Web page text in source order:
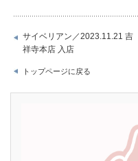
サイベリアン／2023.11.21 吉
祥寺本店 入店
トップページに戻る